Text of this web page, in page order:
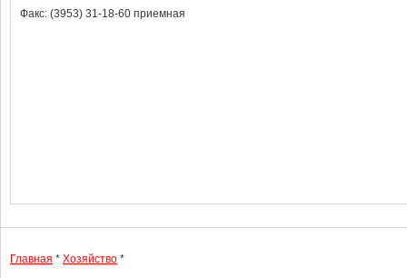
Факс: (3953) 31-18-60 приемная
Главная * Хозяйство *